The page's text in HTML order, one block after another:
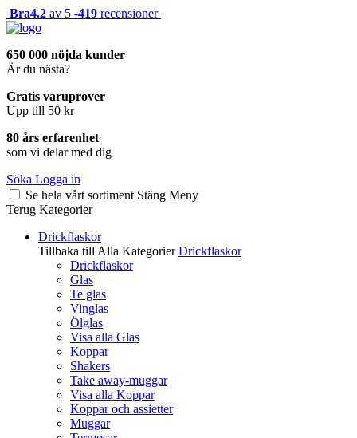
Bra4.2 av 5 -419 recensioner
650 000 nöjda kunder
Är du nästa?
Gratis varuprover
Upp till 50 kr
80 års erfarenhet
som vi delar med dig
Söka Logga in
Se hela vårt sortiment Stäng Meny
Terug Kategorier
Drickflaskor
Tillbaka till Alla Kategorier Drickflaskor
Drickflaskor
Glas
Te glas
Vinglas
Ölglas
Visa alla Glas
Koppar
Shakers
Take away-muggar
Visa alla Koppar
Koppar och assietter
Muggar